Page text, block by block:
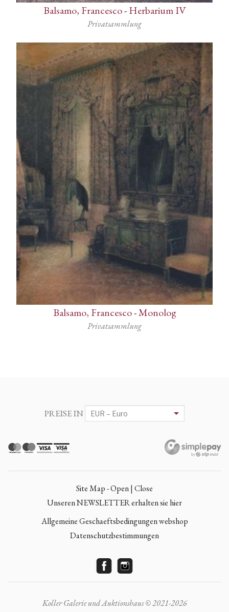
Balsamo, Francesco-Herbarium IV
Privatsammlung
Balsamo, Francesco-Monolog
Privatsammlung
PREISE IN
Site Map - Open | Close
Unseren NEWSLETTER erhalten sie hier
Allgemeine Geschaeftsbedingungen webshop
Datenschutzbestimmungen
Koller Galerie und Auktionshaus © 2021-2026